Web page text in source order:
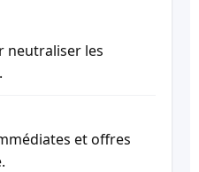
neutraliser les
et offres